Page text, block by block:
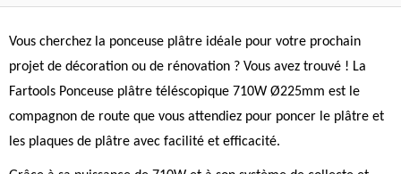
Vous cherchez la ponceuse plâtre idéale pour votre prochain
projet de décoration ou de rénovation ? Vous avez trouvé ! La
Fartools Ponceuse plâtre téléscopique 710W Ø225mm est le
compagnon de route que vous attendiez pour poncer le plâtre et
les plaques de plâtre avec facilité et efficacité.